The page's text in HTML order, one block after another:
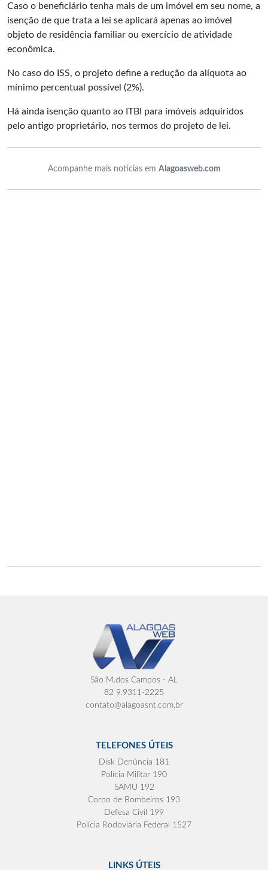
Caso o beneficiário tenha mais de um imóvel em seu nome, a
isenção de que trata a lei se aplicará apenas ao imóvel
objeto de residência familiar ou exercício de atividade
econômica.
No caso do ISS, o projeto define a redução da alíquota ao
mínimo percentual possível (2%).
Há ainda isenção quanto ao ITBI para imóveis adquiridos
pelo antigo proprietário, nos termos do projeto de lei.
Acompanhe mais notícias em Alagoasweb.com
São M.dos Campos - AL
82 9.9311-2225
contato@alagoasnt.com.br
TELEFONES ÚTEIS
Disk Denúncia 181
Polícia Militar 190
SAMU 192
Corpo de Bombeiros 193
Defesa Civil 199
Polícia Rodoviária Federal 1527
LINKS ÚTEIS